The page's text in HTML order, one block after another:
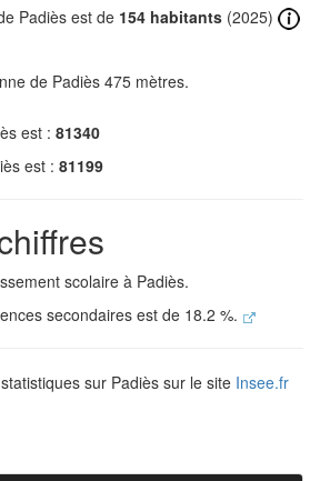
Padiès est de 154 habitants (2025)
de Padiès 475 mètres.
est : 81340
est : 81199
scolaire à Padiès.
secondaires est de 18.2 %.
sur Padiès sur le site Insee.fr